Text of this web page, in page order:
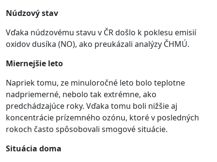
Núdzový stav
Vďaka núdzovému stavu v ČR došlo k poklesu emisií
oxidov dusíka (NO), ako preukázali analýzy ČHMÚ.
Miernejšie leto
Napriek tomu, ze minuloročné leto bolo teplotne
nadpriemerné, nebolo tak extrémne, ako
predchádzajúce roky. Vďaka tomu boli nižšie aj
koncentrácie prízemného ozónu, ktoré v posledných
rokoch často spôsobovali smogové situácie.
Situácia doma